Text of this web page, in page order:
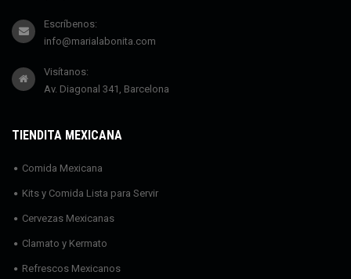
Escríbenos:
info@marialabonita.com
Visítanos:
Av. Diagonal 341, Barcelona
TIENDITA MEXICANA
Comida Mexicana
Kits y Comida Lista para Servir
Cervezas Mexicanas
Clamato y Kermato
Refrescos Mexicanos